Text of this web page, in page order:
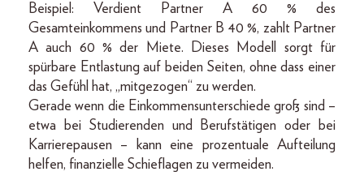
Beispiel: Verdient Partner A 60 % des
Gesamteinkommens und Partner B 40 %, zahlt Partner
A auch 60 % der Miete. Dieses Modell sorgt für
spürbare Entlastung auf beiden Seiten, ohne dass einer
das Gefühl hat, „mitgezogen“ zu werden.
Gerade wenn die Einkommensunterschiede groß sind –
etwa bei Studierenden und Berufstätigen oder bei
Karrierepausen – kann eine prozentuale Aufteilung
helfen, finanzielle Schieflagen zu vermeiden.